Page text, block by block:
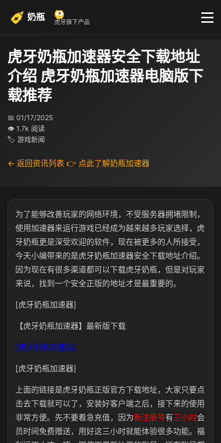
奶瓶 虎牙旗下产品
虎牙奶瓶加速器安全下载地址
介绍 虎牙奶瓶加速器电脑版下
载推荐
📅 01/17/2025
👁 1.7k 阅读
🏷 游戏新闻
← 返回资讯列表 👉 点此了解奶瓶加速器
为了能够改善玩家的网络环境，不受服务器拥堵限制，
使用加速器来运行游戏已经成为越来越多玩家选择，虎
牙奶瓶更是深受欢迎的软件，现在被更多的人所接受，
今天小编带来的是虎牙奶瓶加速器安全下载地址介绍。
因为现在有很多渠道都可以下载虎牙奶瓶，但是对玩家
来说，找到一个安全正版的地址才是最重要的。
[虎牙奶瓶加速器]
【虎牙奶瓶加速器】最新版下载
[虎牙奶瓶加速器]
[虎牙奶瓶加速器]
上面的链接是虎牙奶瓶正版官方下载地址，大家只要点
击去下载就可以了，安装好客户端之后，接下来的使用
非常方便。先不要着急充值，因为新注册号有三小时会
员时间免费赠送，用好这三小时就能体验很多功能。福